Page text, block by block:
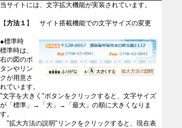
当サイトには、文字拡大機能が実装されています。
【方法１ 】 サイト搭載機能での文字サイズの変更
●標準時
標準時は、
右の図のボ
タンやリン
クが用意さ
れています。
"文字を大きく"ボタンをクリックすると、文字サイズ
が「標準」→「大」→「最大」の順に大きくなりま
す。
"拡大方法の説明"リンクをクリックすると、現在表